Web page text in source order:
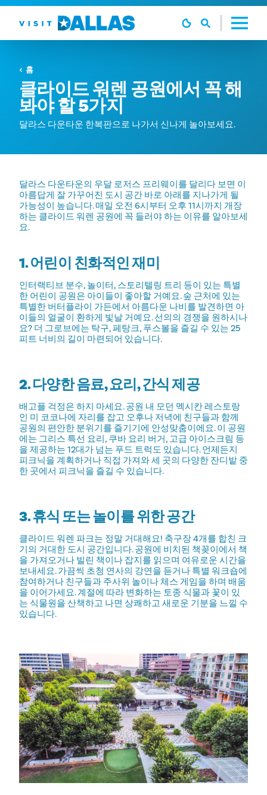
본문으로 건너뛰기
홈
클라이드 워렌 공원에서 꼭 해
봐야 할 5가지
달라스 다운타운 한복판으로 나가서 신나게 놀아보세요.
달라스 다운타운의 우달 로저스 프리웨이를 달리다 보면 이
아름답게 잘 가꾸어진 도시 공간 바로 아래를 지나가게 될
가능성이 높습니다. 매일 오전 6시부터 오후 11시까지 개장
하는 클라이드 워렌 공원에 꼭 들러야 하는 이유를 알아보세
요.
1. 어린이 친화적인 재미
인터랙티브 분수, 놀이터, 스토리텔링 트리 등이 있는 특별
한 어린이 공원은 아이들이 좋아할 거예요. 숲 근처에 있는
특별한 버터플라이 가든에서 아름다운 나비를 발견하면 아
이들의 얼굴이 환하게 빛날 거예요. 선의의 경쟁을 원하시나
요? 더 그로브에는 탁구, 페탕크, 푸스볼을 즐길 수 있는 25
피트 너비의 길이 마련되어 있습니다.
2. 다양한 음료, 요리, 간식 제공
배고플 걱정은 하지 마세요. 공원 내 모던 멕시칸 레스토랑
인 미 코코나에 자리를 잡고 오후나 저녁에 친구들과 함께
공원의 편안한 분위기를 즐기기에 안성맞춤이에요. 이 공원
에는 그리스 특선 요리, 쿠바 요리 버거, 고급 아이스크림 등
을 제공하는 12대가 넘는 푸드 트럭도 있습니다. 언제든지
피크닉을 계획하거나 직접 가져와 세 곳의 다양한 잔디밭 중
한 곳에서 피크닉을 즐길 수 있습니다.
3. 휴식 또는 놀이를 위한 공간
클라이드 워렌 파크는 정말 거대해요! 축구장 4개를 합친 크
기의 거대한 도시 공간입니다. 공원에 비치된 책꽂이에서 책
을 가져오거나 빌린 책이나 잡지를 읽으며 여유로운 시간을
보내세요. 가끔씩 초청 연사의 강연을 듣거나 특별 워크숍에
참여하거나 친구들과 주사위 놀이나 체스 게임을 하며 배움
을 이어가세요. 계절에 따라 변화하는 토종 식물과 꽃이 있
는 식물원을 산책하고 나면 상쾌하고 새로운 기분을 느낄 수
있습니다.